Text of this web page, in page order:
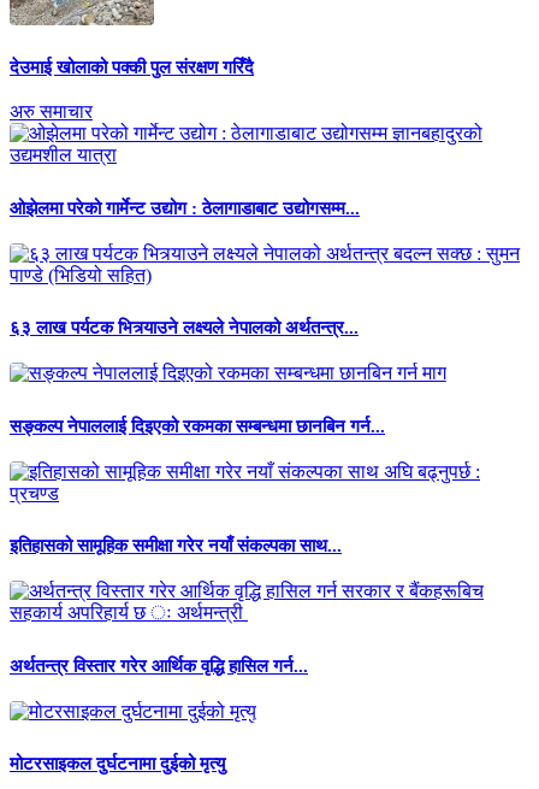
देउमाई खोलाको पक्की पुल संरक्षण गरिँदै
अरु समाचार
ओझेलमा परेको गार्मेन्ट उद्योग : ठेलागाडाबाट उद्योगसम्म...
६३ लाख पर्यटक भित्र्याउने लक्ष्यले नेपालको अर्थतन्त्र...
सङ्कल्प नेपाललाई दिइएको रकमका सम्बन्धमा छानबिन गर्न...
इतिहासको सामूहिक समीक्षा गरेर नयाँ संकल्पका साथ...
अर्थतन्त्र विस्तार गरेर आर्थिक वृद्धि हासिल गर्न...
मोटरसाइकल दुर्घटनामा दुईको मृत्यु